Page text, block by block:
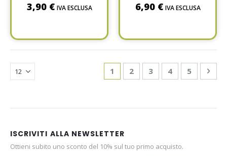
3,90 € IVA ESCLUSA 6,90 € IVA ESCLUSA
Page
You're currently reading page
1 Page
2 Page
3 Page
4 Page
5
ISCRIVITI ALLA NEWSLETTER
Ottieni subito uno sconto del 10% sul tuo primo acquisto.